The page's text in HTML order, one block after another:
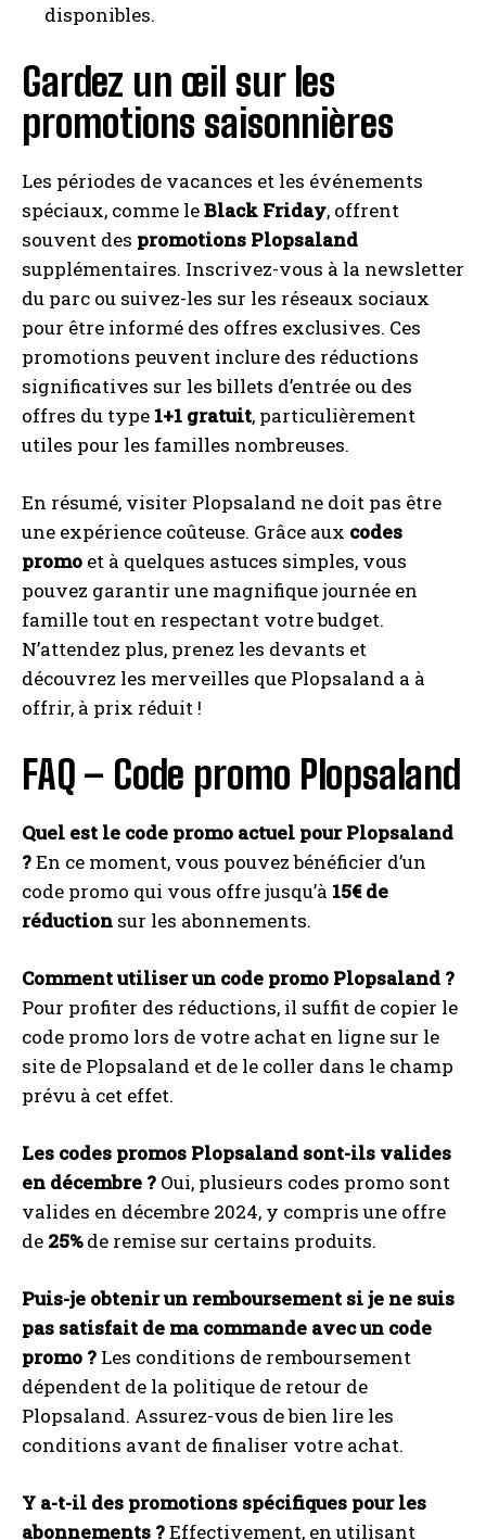
disponibles.
Gardez un œil sur les
promotions saisonnières
Les périodes de vacances et les événements
spéciaux, comme leBlack Friday, offrent
souvent des promotions Plopsaland
supplémentaires. Inscrivez-vous à la newsletter
du parc ou suivez-les sur les réseaux sociaux
pour être informé des offres exclusives. Ces
promotions peuvent inclure des réductions
significatives sur les billets d’entrée ou des
offres du type 1+1 gratuit, particulièrement
utiles pour les familles nombreuses.
En résumé, visiter Plopsaland ne doit pas être
une expérience coûteuse. Grâce aux codes
promo et à quelques astuces simples, vous
pouvez garantir une magnifique journée en
famille tout en respectant votre budget.
N’attendez plus, prenez les devants et
découvrez les merveilles que Plopsaland a à
offrir, à prix réduit !
FAQ – Code promo Plopsaland
Quel est le code promo actuel pour Plopsaland
?En ce moment, vous pouvez bénéficier d’un
code promo qui vous offre jusqu’à 15€ de
réduction sur les abonnements.
Comment utiliser un code promo Plopsaland ?
Pour profiter des réductions, il suffit de copier le
code promo lors de votre achat en ligne sur le
site de Plopsaland et de le coller dans le champ
prévu à cet effet.
Les codes promos Plopsaland sont-ils valides
en décembre ? Oui, plusieurs codes promo sont
valides en décembre 2024, y compris une offre
de 25%de remise sur certains produits.
Puis-je obtenir un remboursement si je ne suis
pas satisfait de ma commande avec un code
promo ? Les conditions de remboursement
dépendent de la politique de retour de
Plopsaland. Assurez-vous de bien lire les
conditions avant de finaliser votre achat.
Y a-t-il des promotions spécifiques pour les
abonnements ?Effectivement, en utilisant